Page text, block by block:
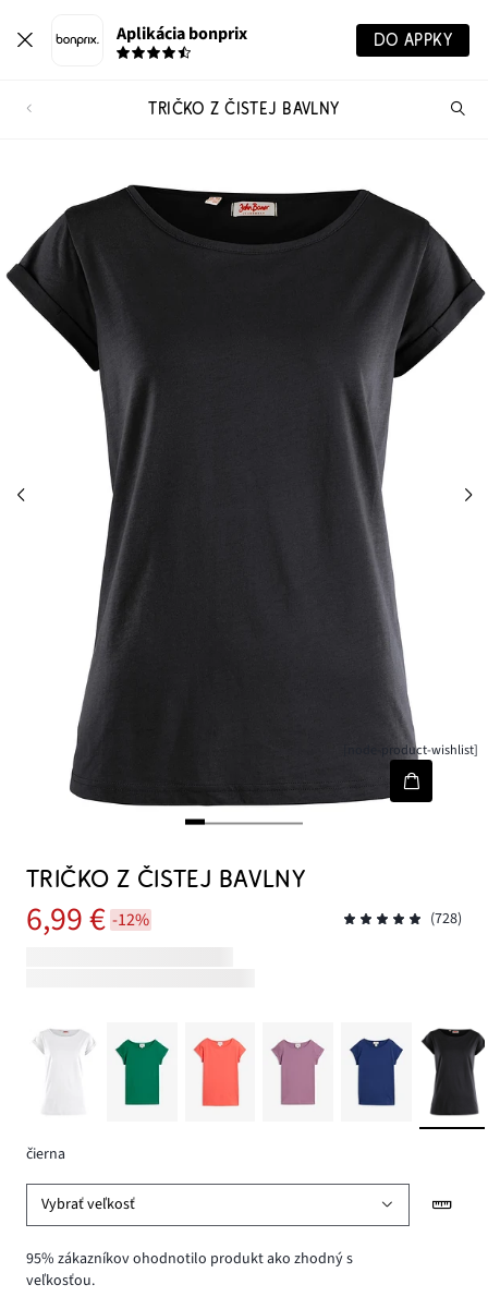
Aplikácia bonprix DO APPKY
TRIČKO Z ČISTEJ BAVLNY
[node-product-wishlist]
TRIČKO Z ČISTEJ BAVLNY
6,99 € -12% (728)
čierna
Vybrať veľkosť
95% zákazníkov ohodnotilo produkt ako zhodný s
veľkosťou.